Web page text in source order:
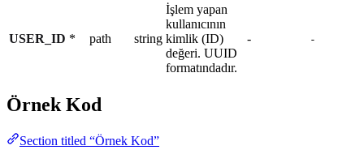
USER_ID * path string
İşlem yapan
kullanıcının
kimlik (ID)
değeri. UUID
formatındadır.
- -
Örnek Kod
Section titled “Örnek Kod”